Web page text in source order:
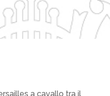
a cavallo tra il